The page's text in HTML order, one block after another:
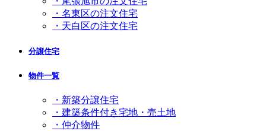
・名東区の注文住宅
・天白区の注文住宅
分譲住宅
物件一覧
・新築分譲住宅
・建築条件付き宅地・売土地
・仲介物件